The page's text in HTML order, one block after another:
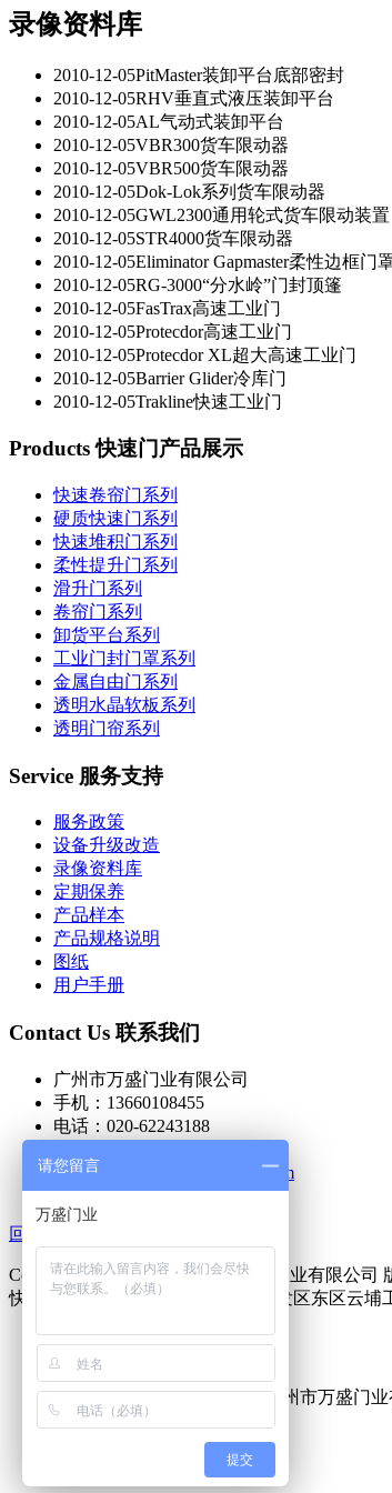
录像资料库
2010-12-05PitMaster装卸平台底部密封
2010-12-05RHV垂直式液压装卸平台
2010-12-05AL气动式装卸平台
2010-12-05VBR300货车限动器
2010-12-05VBR500货车限动器
2010-12-05Dok-Lok系列货车限动器
2010-12-05GWL2300通用轮式货车限动装置
2010-12-05STR4000货车限动器
2010-12-05Eliminator Gapmaster柔性边框门
2010-12-05RG-3000“分水岭”门封顶篷
2010-12-05FasTrax高速工业门
2010-12-05Protecdor高速工业门
2010-12-05Protecdor XL超大高速工业门
2010-12-05Barrier Glider冷库门
2010-12-05Trakline快速工业门
Products 快速门产品展示
快速卷帘门系列
硬质快速门系列
快速堆积门系列
柔性提升门系列
滑升门系列
卷帘门系列
卸货平台系列
工业门封门罩系列
金属自由门系列
透明水晶软板系列
透明门帘系列
Service 服务支持
服务政策
设备升级改造
录像资料库
定期保养
产品样本
产品规格说明
图纸
用户手册
Contact Us 联系我们
广州市万盛门业有限公司
手机：13660108455
电话：020-62243188
邮箱：
wmx@wanshengmen.com
回到顶部
Copyright © 2004-2016 广州市万盛门业有限公司
快速门工厂地址：广州经济技术开发区东区云埔
广州市万盛门
请您留言
万盛门业
提交